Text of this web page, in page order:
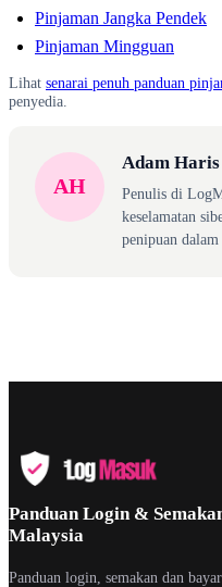
Pinjaman Jangka Pendek
Pinjaman Mingguan
Lihat senarai penuh panduan
penyedia.
AH
Adam Haris
Penulis di
keselamatan
penipuan dalam
Panduan Login &
Malaysia
Panduan login, semakan dan